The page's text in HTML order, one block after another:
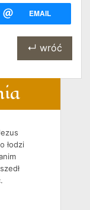
EMAIL
↵ wróć
łodzi